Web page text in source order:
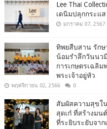
Lee Thai
เดนิมปลุกกระแส
มกราคม 07, 2567
ทิพยสืบสาน รักษ
น้อมรำลึกวันน
การเกษตรเฉลิม
พระเจ้าอยู่หัว
พฤศจิกายน 02, 2566 0
สัมผัสความสุขใน
สุดเก๋ ที่สร้างมน
ที่ระยิบระยับจาก